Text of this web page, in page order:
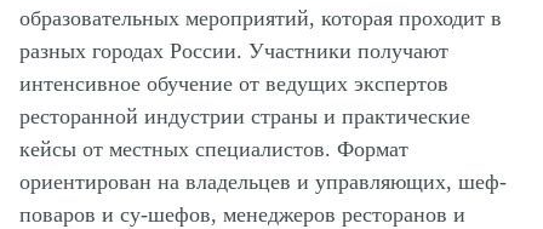
образовательных мероприятий, которая проходит в
разных городах России. Участники получают
интенсивное обучение от ведущих экспертов
ресторанной индустрии страны и практические
кейсы от местных специалистов. Формат
ориентирован на владельцев и управляющих, шеф-
поваров и су-шефов, менеджеров ресторанов и